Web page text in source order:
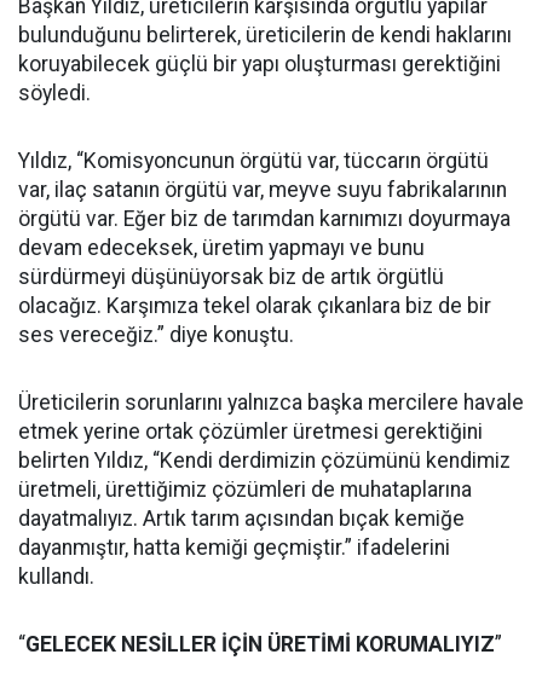
Başkan Yıldız, üreticilerin karşısında örgütlü yapılar
bulunduğunu belirterek, üreticilerin de kendi haklarını
koruyabilecek güçlü bir yapı oluşturması gerektiğini
söyledi.
Yıldız, “Komisyoncunun örgütü var, tüccarın örgütü
var, ilaç satanın örgütü var, meyve suyu fabrikalarının
örgütü var. Eğer biz de tarımdan karnımızı doyurmaya
devam edeceksek, üretim yapmayı ve bunu
sürdürmeyi düşünüyorsak biz de artık örgütlü
olacağız. Karşımıza tekel olarak çıkanlara biz de bir
ses vereceğiz.” diye konuştu.
Üreticilerin sorunlarını yalnızca başka mercilere havale
etmek yerine ortak çözümler üretmesi gerektiğini
belirten Yıldız, “Kendi derdimizin çözümünü kendimiz
üretmeli, ürettiğimiz çözümleri de muhataplarına
dayatmalıyız. Artık tarım açısından bıçak kemiğe
dayanmıştır, hatta kemiği geçmiştir.” ifadelerini
kullandı.
“GELECEK NESİLLER İÇİN ÜRETİMİ KORUMALIYIZ”